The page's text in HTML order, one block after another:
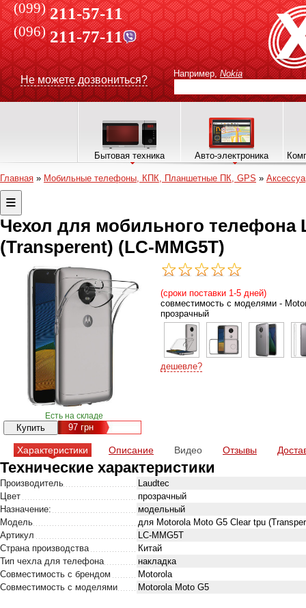
(099) 211-57-11
(096)211-77-11
Не можете дозвониться?
Например, Nokia
Бытовая техника Авто-электроника
Главная » Мобильные телефоны, КПК, Планшетные ПК, GPS »
Чехол для мобильного телефона
(Transperent) (LC-MMG5T)
Есть на складе
97 грн
(сроки поставки 1-5 дней)
совместимость с моделями -
прозрачный
дешевле?
Характеристики Описание Видео Отзывы
Технические характеристики
Производитель
Laudtec
Цвет
прозрачный
Назначение:
модельный
Модель
для Motorola Moto G5 Clear tpu
Артикул
LC-MMG5T
Страна производства
Китай
Тип чехла для телефона
накладка
Совместимость с брендом
Motorola
Совместимость с моделями
Motorola Moto G5